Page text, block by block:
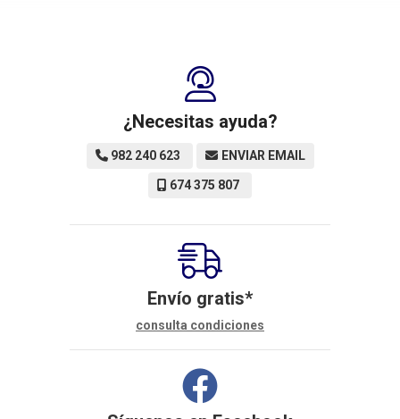
¿Necesitas ayuda?
982 240 623 ENVIAR EMAIL
674 375 807
Envío gratis*
consulta condiciones